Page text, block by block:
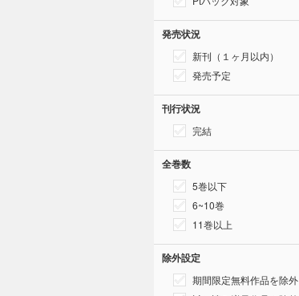
発売状況
新刊（１ヶ月以内）
発売予定
刊行状況
完結
全巻数
5巻以下
6~10巻
11巻以上
除外設定
期間限定無料作品を除外